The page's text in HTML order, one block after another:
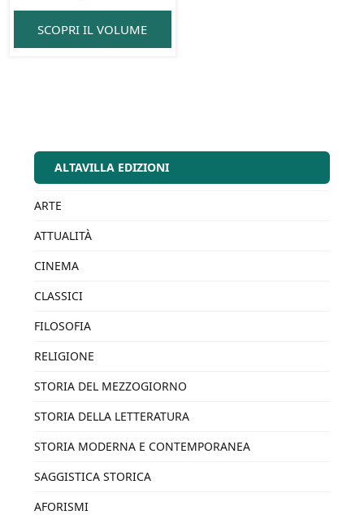
SCOPRI IL VOLUME
ALTAVILLA EDIZIONI
ARTE
ATTUALITÀ
CINEMA
CLASSICI
FILOSOFIA
RELIGIONE
STORIA DEL MEZZOGIORNO
STORIA DELLA LETTERATURA
STORIA MODERNA E CONTEMPORANEA
SAGGISTICA STORICA
AFORISMI